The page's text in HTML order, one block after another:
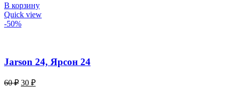
В корзину
Quick view
-50%
Jarson 24, Ярсон 24
60₽ Первоначальная
30 ₽Текущая